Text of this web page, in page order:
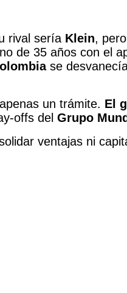
rival sería Klein,
de 35 años con el
se
un trámite. El
offs del Grupo
ventajas ni